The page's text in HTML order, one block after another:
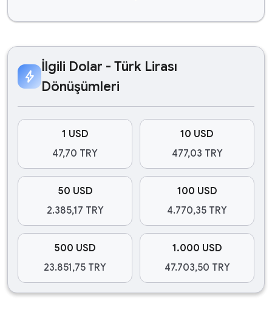
bolt
İlgili Dolar - Türk Lirası
Dönüşümleri
1 USD
47,70 TRY
10 USD
477,03 TRY
50 USD
2.385,17 TRY
100 USD
4.770,35 TRY
500 USD
23.851,75 TRY
1.000 USD
47.703,50 TRY